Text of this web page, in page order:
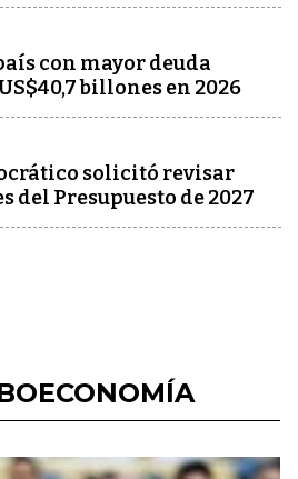
con mayor deuda
billones en 2026
solicitó revisar
del Presupuesto de 2027